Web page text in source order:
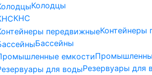
Колодцы
КНС
Контейнеры
Бассейны
Резервуары для